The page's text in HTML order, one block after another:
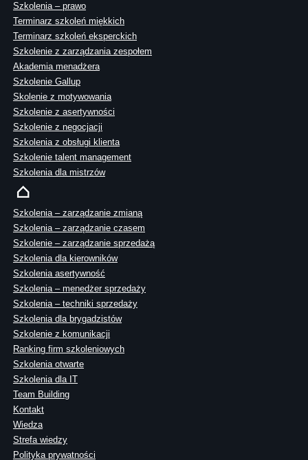
Szkolenia – prawo
Terminarz szkoleń miękkich
Terminarz szkoleń eksperckich
Szkolenie z zarządzania zespołem
Akademia menadżera
Szkolenie Gallup
Skolenie z motywowania
Szkolenie z asertywności
Szkolenie z negocjacji
Szkolenia z obsługi klienta
Szkolenie talent management
Szkolenia dla mistrzów
Szkolenia – zarządzanie zmianą
Szkolenia – zarządzanie czasem
Szkolenie – zarządzanie sprzedażą
Szkolenia dla kierowników
Szkolenia asertywność
Szkolenia – menedżer sprzedaży
Szkolenia – techniki sprzedaży
Szkolenia dla brygadzistów
Szkolenie z komunikacji
Ranking firm szkoleniowych
Szkolenia otwarte
Szkolenia dla IT
Team Building
Kontakt
Wiedza
Strefa wiedzy
Polityka prywatności